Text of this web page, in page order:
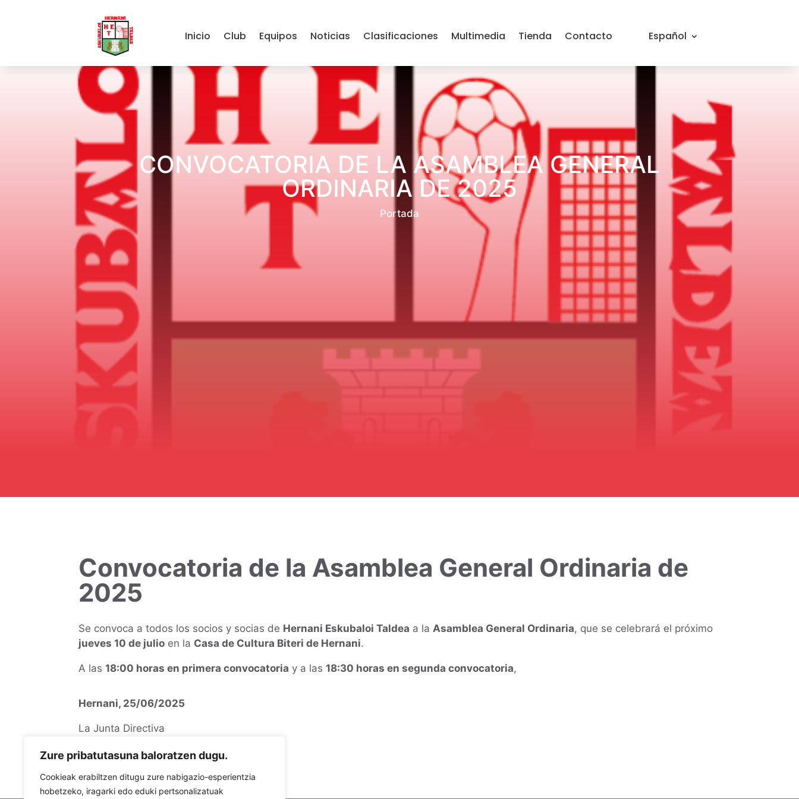
Zure pribatutasuna baloratzen dugu.
Cookieak erabiltzen ditugu zure nabigazio-esperientzia
hobetzeko, iragarki edo eduki pertsonalizatuak
Inicio Club Equipos Noticias Clasificaciones Multimedia Tienda Contacto Español
CONVOCATORIA DE LA ASAMBLEA GENERAL
ORDINARIA DE 2025
Portada
Convocatoria de la Asamblea General Ordinaria de
2025
Se convoca a todos los socios y socias de Hernani Eskubaloi Taldea a la Asamblea General Ordinaria, que se celebrará el próximo
jueves 10 de julio en la Casa de Cultura Biteri de Hernani.
A las 18:00 horas en primera convocatoria y a las 18:30 horas en segunda convocatoria,
Hernani, 25/06/2025
La Junta Directiva